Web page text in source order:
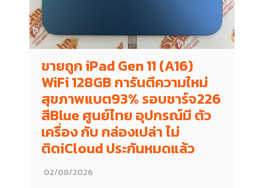
ขายถูก iPad Gen 11 (A16)
WiFi 128GB การันตีความใหม่
สุขภาพแบต93% รอบชาร์จ226
สีBlue ศูนย์ไทย อุปกรณ์มี ตัว
เครื่อง กับ กล่องเปล่า ไม่
ติดiCloud ประกันหมดแล้ว
02/08/2026